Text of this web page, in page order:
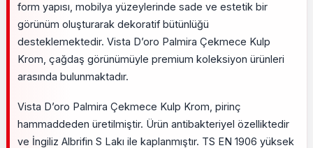
form yapısı, mobilya yüzeylerinde sade ve estetik bir
görünüm oluşturarak dekoratif bütünlüğü
desteklemektedir. Vista D’oro Palmira Çekmece Kulp
Krom, çağdaş görünümüyle premium koleksiyon ürünleri
arasında bulunmaktadır.
Vista D’oro Palmira Çekmece Kulp Krom, pirinç
hammaddeden üretilmiştir. Ürün antibakteriyel özelliktedir
ve İngiliz Albrifin S Lakı ile kaplanmıştır. TS EN 1906 yüksek